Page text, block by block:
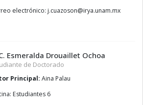
electrónico:
xm.manu.ayri
@
nosozauc.j
Esmeralda Drouaillet Ochoa
de Doctorado
Principal: Aina Palau
Estudiantes 6